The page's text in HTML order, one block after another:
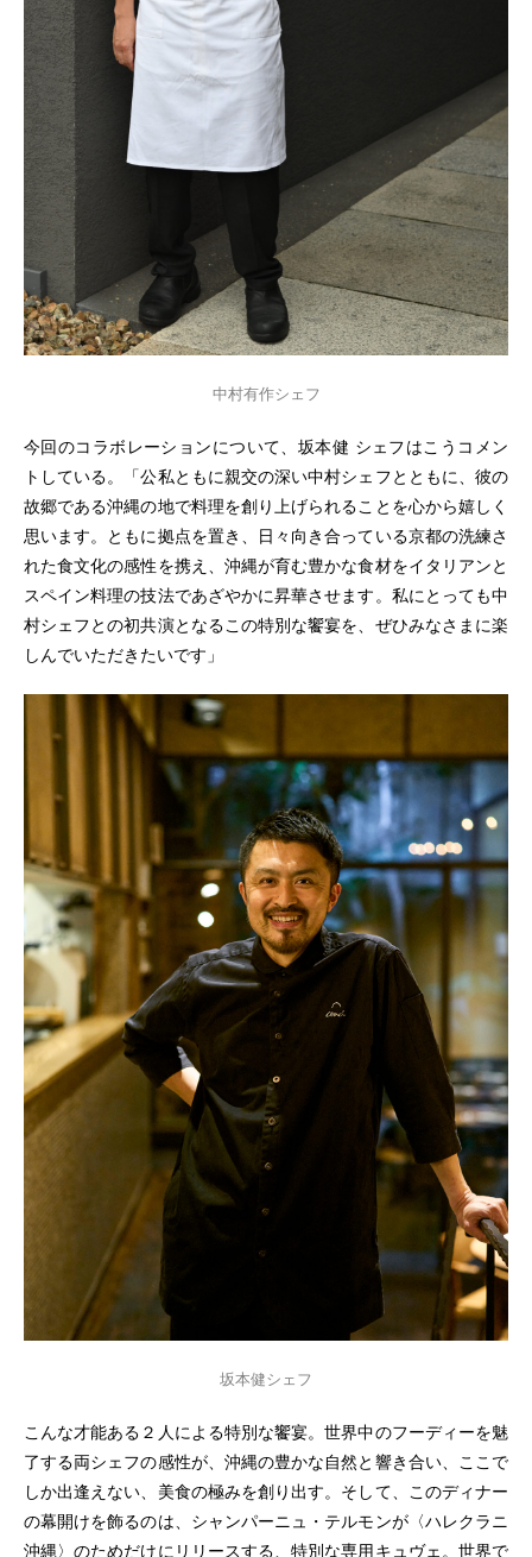
中村有作シェフ
今回のコラボレーションについて、坂本健 シェフはこうコメン
トしている。「公私ともに親交の深い中村シェフとともに、彼の
故郷である沖縄の地で料理を創り上げられることを心から嬉しく
思います。ともに拠点を置き、日々向き合っている京都の洗練さ
れた食文化の感性を携え、沖縄が育む豊かな食材をイタリアンと
スペイン料理の技法であざやかに昇華させます。私にとっても中
村シェフとの初共演となるこの特別な饗宴を、ぜひみなさまに楽
しんでいただきたいです」
坂本健シェフ
こんな才能ある２人による特別な饗宴。世界中のフーディーを魅
了する両シェフの感性が、沖縄の豊かな自然と響き合い、ここで
しか出逢えない、美食の極みを創り出す。そして、このディナー
の幕開けを飾るのは、シャンパーニュ・テルモンが〈ハレクラニ
沖縄〉のためだけにリリースする、特別な専用キュヴェ。世界で